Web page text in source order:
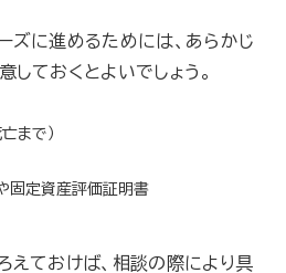
ズに進めるためには、あらかじ
ておくとよいでしょう。
まで）
固定資産評価証明書
えておけば、相談の際により具